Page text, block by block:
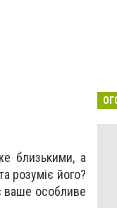
близькими, а
розуміє його?
ваше особливе